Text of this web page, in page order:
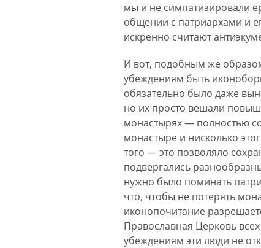
мы и не симпатизировали
общении с патриархами и
искренно считают
И вот, подобным же
убеждениям быть
обязательно было даже
но их просто вешали
монастырях — полностью
монастыре и нисколько
того — это позволяло
подвергались
нужно было поминать
что, чтобы не потерять
иконопочитание
Православная Церковь
убеждениям эти люди не